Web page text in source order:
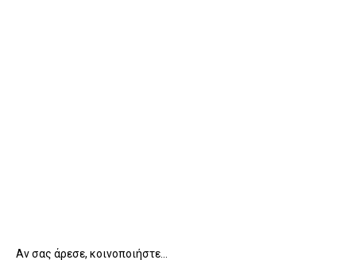
Αν σας άρεσε, κοινοποιήστε...